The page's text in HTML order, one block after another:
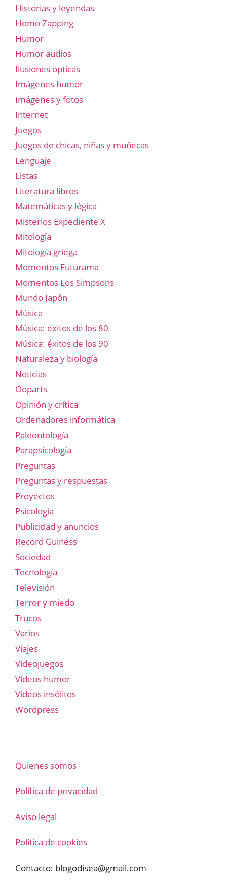
Historias y leyendas
Homo Zapping
Humor
Humor audios
Ilusiones ópticas
Imágenes humor
Imágenes y fotos
Internet
Juegos
Juegos de chicas, niñas y muñecas
Lenguaje
Listas
Literatura libros
Matemáticas y lógica
Misterios Expediente X
Mitología
Mitología griega
Momentos Futurama
Momentos Los Simpsons
Mundo Japón
Música
Música: éxitos de los 80
Música: éxitos de los 90
Naturaleza y biología
Noticias
Ooparts
Opinión y crítica
Ordenadores informática
Paleontología
Parapsicología
Preguntas
Preguntas y respuestas
Proyectos
Psicología
Publicidad y anuncios
Record Guiness
Sociedad
Tecnología
Televisión
Terror y miedo
Trucos
Varios
Viajes
Videojuegos
Vídeos humor
Vídeos insólitos
Wordpress
Quienes somos
Política de privacidad
Aviso legal
Política de cookies
Contacto: blogodisea@gmail.com